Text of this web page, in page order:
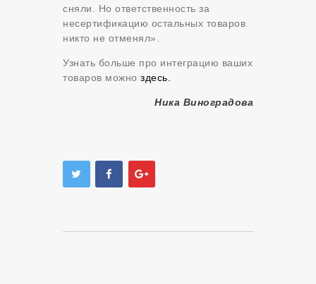
сняли. Но ответственность за
несертификацию остальных товаров
никто не отменял».
Узнать больше про интеграцию ваших
товаров можно здесь.
Ника Виноградова